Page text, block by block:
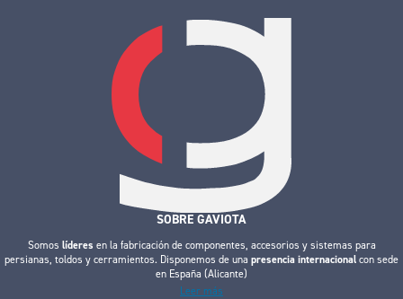
SOBRE GAVIOTA
Somos líderes en la fabricación de componentes, accesorios y sistemas para
persianas, toldos y cerramientos. Disponemos de una presencia internacionalcon sede
en España (Alicante)
Leer más